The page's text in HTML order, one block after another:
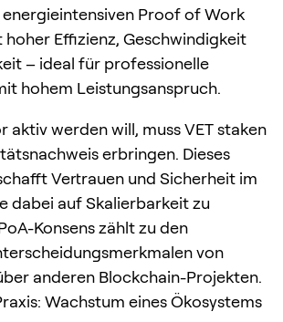
energieintensiven Proof of Work
Effizienz, Geschwindigkeit
– ideal für professionelle
hohem Leistungsanspruch.
aktiv werden will, muss VET staken
erbringen. Dieses
Vertrauen und Sicherheit im
dabei auf Skalierbarkeit zu
Konsens zählt zu den
von
anderen Blockchain-Projekten.
Wachstum eines Ökosystems